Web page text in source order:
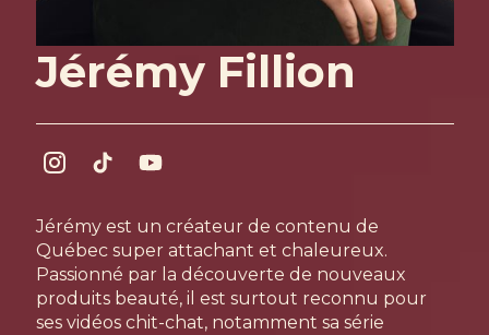
Jérémy Fillion
Jérémy est un créateur de contenu de
Québec super attachant et chaleureux.
Passionné par la découverte de nouveaux
produits beauté, il est surtout reconnu pour
ses vidéos chit-chat, notamment sa série